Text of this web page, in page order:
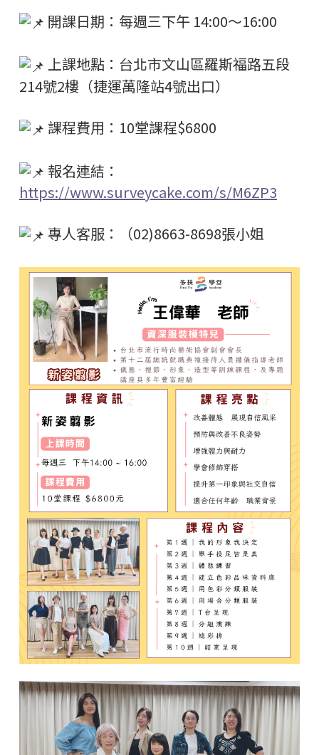
開課日期：每週三下午 14:00～16:00
上課地點：台北市文山區羅斯福路五段
214號2樓（捷運萬隆站4號出口）
課程費用：10堂課程$6800
報名連結：
https://www.surveycake.com/s/M6ZP3
專人客服：（02)8663-8698張小姐